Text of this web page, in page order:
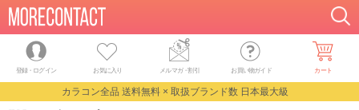
登録・ログイン お気に入り メルマガ・割引 お買い物ガイド カート
カラコン全品 送料無料 × 取扱ブランド数 日本最大級